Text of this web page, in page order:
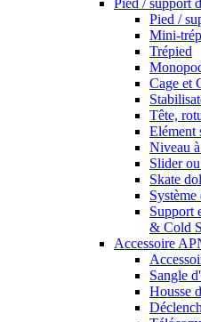
Pied / support
Pied /
Mini-
Trépied
Cage et
Tête,
Elément
Niveau
Slider
Skate
Support
& Cold
Accessoire
Sangle
Housse